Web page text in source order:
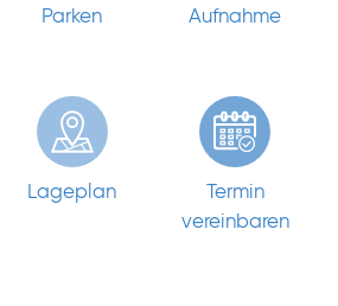
Parken Aufnahme
Lageplan
Termin
vereinbaren